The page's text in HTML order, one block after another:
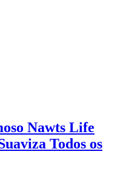
Nawts Life
Todos os